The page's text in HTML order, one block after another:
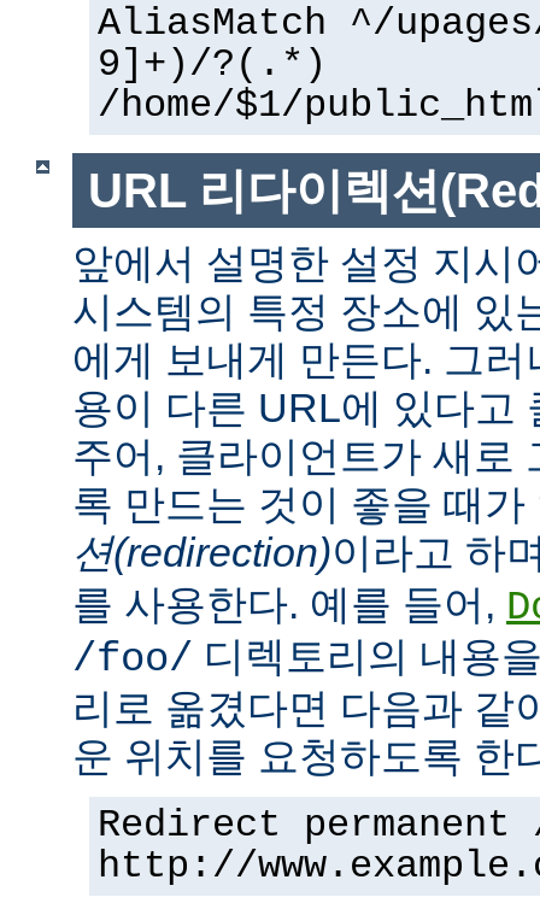
AliasMatch ^/
9]+)/?(.*)
/home/$1/
URL 리다이렉션
앞에서 설명한 설정 지시
시스템의 특정 장소에 있
에게 보내게 만든다. 그
용이 다른 URL에 있다고
주어, 클라이언트가 새로
록 만드는 것이 좋을 때
션(redirection)이라고 하
를 사용한다. 예를 들어,
/foo/ 디렉토리의 내용
리로 옮겼다면 다음과 같
운 위치를 요청하도록 한
Redirect
http://